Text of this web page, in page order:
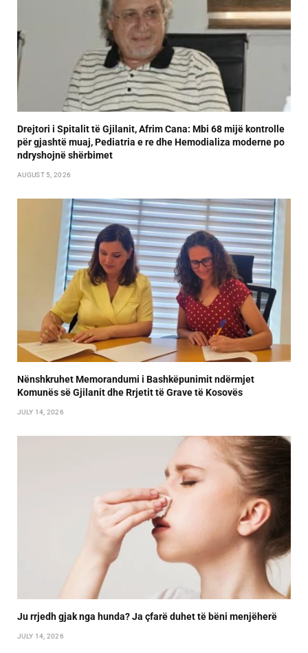
Drejtori i Spitalit të Gjilanit, Afrim Cana: Mbi 68 mijë kontrolle
për gjashtë muaj, Pediatria e re dhe Hemodializa moderne po
ndryshojnë shërbimet
AUGUST 5, 2026
Nënshkruhet Memorandumi i Bashkëpunimit ndërmjet
Komunës së Gjilanit dhe Rrjetit të Grave të Kosovës
JULY 14, 2026
Ju rrjedh gjak nga hunda? Ja çfarë duhet të bëni menjëherë
JULY 14, 2026